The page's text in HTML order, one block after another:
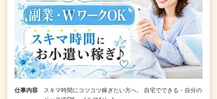
仕事内容
スキマ時間にコツコツ稼ぎたい方へ。 自宅でできる・自分の